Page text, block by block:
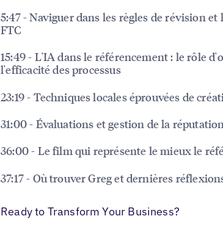
5:47 - Naviguer dans les règles de révision
FTC
15:49 - L'IA dans le référencement : le rôle
l'efficacité des processus
23:19 - Techniques locales éprouvées de
31:00 - Évaluations et gestion de la
36:00 - Le film qui représente le mieux le
37:17 - Où trouver Greg et dernières
Ready to Transform Your Business?